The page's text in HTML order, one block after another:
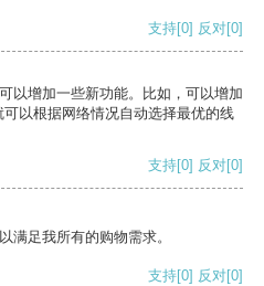
支持[0] 反对[0]
以增加一些新功能。比如，可以增加
以根据网络情况自动选择最优的线
支持[0] 反对[0]
满足我所有的购物需求。
支持[0] 反对[0]